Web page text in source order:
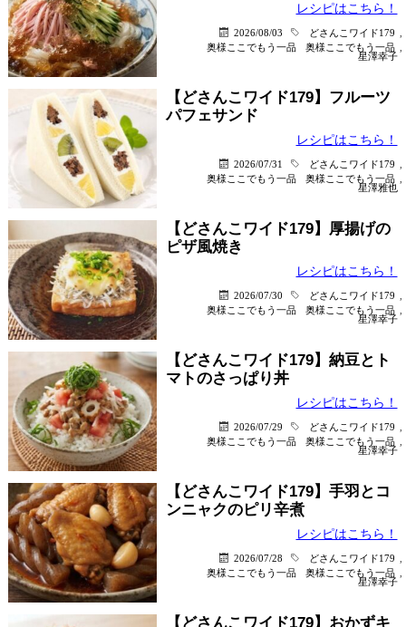
レシピはこちら！
2026/08/03 どさんこワイド179
奥様ここでもう一品
奥様ここでもう一品
星澤幸子
【どさんこワイド179】フルーツ
パフェサンド
レシピはこちら！
2026/07/31 どさんこワイド179
奥様ここでもう一品
奥様ここでもう一品
星澤雅也
【どさんこワイド179】厚揚げの
ピザ風焼き
レシピはこちら！
2026/07/30 どさんこワイド179
奥様ここでもう一品
奥様ここでもう一品
星澤幸子
【どさんこワイド179】納豆とト
マトのさっぱり丼
レシピはこちら！
2026/07/29 どさんこワイド179
奥様ここでもう一品
奥様ここでもう一品
星澤幸子
【どさんこワイド179】手羽とコ
ンニャクのピリ辛煮
レシピはこちら！
2026/07/28 どさんこワイド179
奥様ここでもう一品
奥様ここでもう一品
星澤幸子
【どさんこワイド179】おかずキ